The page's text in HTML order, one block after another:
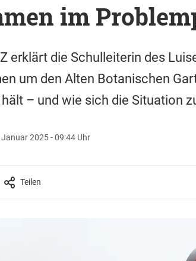
im
erklärt die Schulleiterin des
um den Alten Botanischen
– und wie sich die Situation
Januar 2025 - 09:44 Uhr
Teilen